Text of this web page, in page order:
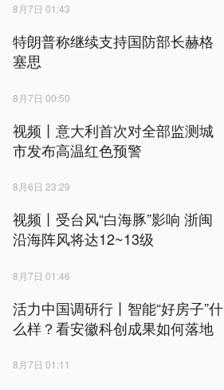
8月7日 01:43
特朗普称继续支持国防部长赫格
塞思
8月7日 00:50
视频丨意大利首次对全部监测城
市发布高温红色预警
8月6日 23:29
视频丨受台风“白海豚”影响 浙闽
沿海阵风将达12~13级
8月7日 01:46
活力中国调研行丨智能“好房子”什
么样？看安徽科创成果如何落地
8月7日 01:11